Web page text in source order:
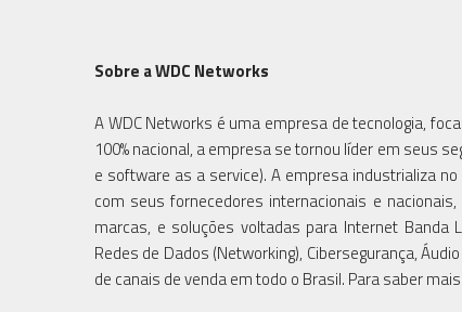
Sobre a WDC Networks
A WDC Networks é uma empresa de tecnologia,
100% nacional, a empresa se tornou líder em seus
e software as a service). A empresa industrializa
com seus fornecedores internacionais e
marcas, e soluções voltadas para Internet Banda
Redes de Dados (Networking), Cibersegurança,
de canais de venda em todo o Brasil. Para saber